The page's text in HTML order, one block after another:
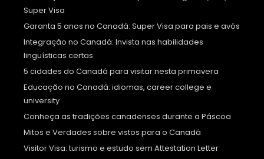
Super Visa
Garanta 5 anos no Canadá: Super Visa para pais e avós
Integração no Canadá: Invista nas habilidades
linguísticas certas
5 cidades do Canadá para visitar nesta primavera
Educação no Canadá: idiomas, career college e
university
Conheça as tradições canadenses durante a Páscoa
Mitos e Verdades sobre vistos para o Canadá
Visitor Visa: turismo e estudo sem Attestation Letter